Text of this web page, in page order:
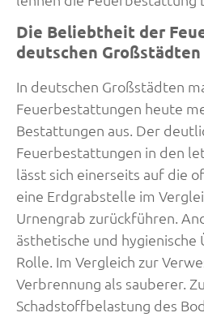
Die Beliebtheit der
deutschen Großstädten
In deutschen Großstädten
Feuerbestattungen heute
Bestattungen aus. Der
Feuerbestattungen in den
lässt sich einerseits auf die
eine Erdgrabstelle im
Urnengrab zurückführen.
ästhetische und hygienische
Rolle. Im Vergleich zur
Verbrennung als sauberer.
Schadstoffbelastung des